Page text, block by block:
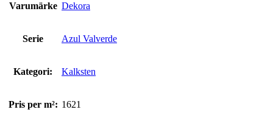
Varumärke Dekora
Serie Azul Valverde
Kategori: Kalksten
Pris per m²: 1621